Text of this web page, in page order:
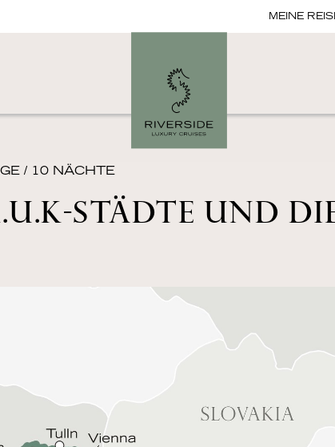
MEINE
/ 10 NÄCHTE
STÄDTE UND